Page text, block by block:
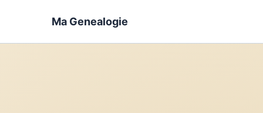
Ma Genealogie